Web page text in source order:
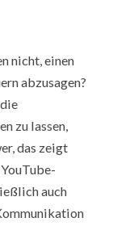
nicht, einen
abzusagen?
zu lassen,
das zeigt
auch